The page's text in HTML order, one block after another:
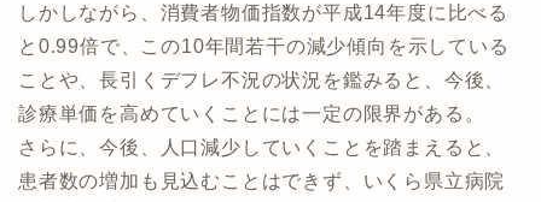
しかしながら、消費者物価指数が平成14年度に比べる
と0.99倍で、この10年間若干の減少傾向を示している
ことや、長引くデフレ不況の状況を鑑みると、今後、
診療単価を高めていくことには一定の限界がある。
さらに、今後、人口減少していくことを踏まえると、
患者数の増加も見込むことはできず、いくら県立病院